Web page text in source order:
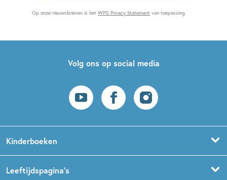
Op onze nieuwsbrieven is hetWPG Privacy Statement van toepassing.
Volg ons op social media
Kinderboeken
Leeftijdspagina’s